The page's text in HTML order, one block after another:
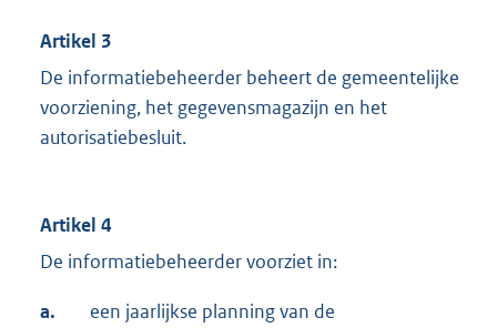
Artikel 3
De informatiebeheerder beheert de gemeentelijke
voorziening, het gegevensmagazijn en het
autorisatiebesluit.
Artikel 4
De informatiebeheerder voorziet in:
a.
een jaarlijkse planning van de